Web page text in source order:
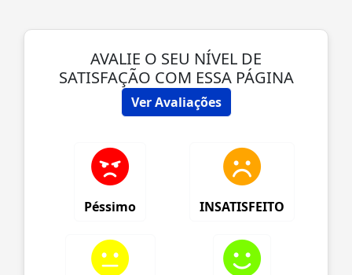
AVALIE O SEU NÍVEL DE
SATISFAÇÃO COM ESSA PÁGINA
Ver Avaliações
Péssimo INSATISFEITO